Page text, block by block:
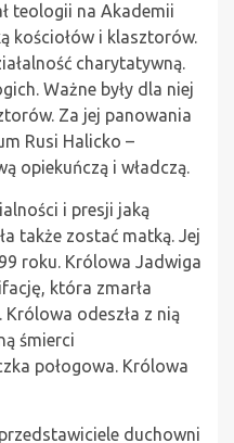
teologii na Akademii
kościołów i klasztorów.
charytatywną.
Ważne były dla niej
Za jej panowania
Rusi Halicko –
opiekuńczą i władczą.
i presji jaką
także zostać matką. Jej
roku. Królowa Jadwiga
która zmarła
Królowa odeszła z nią
śmierci
połogowa. Królowa
duchowni